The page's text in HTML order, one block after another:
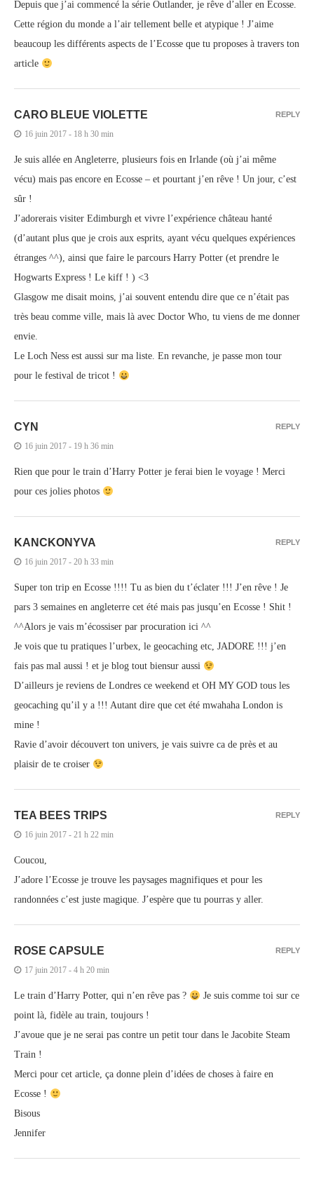
Depuis que j’ai commencé la série Outlander, je rêve d’aller en Ecosse.
Cette région du monde a l’air tellement belle et atypique ! J’aime
beaucoup les différents aspects de l’Ecosse que tu proposes à travers ton
article
CARO BLEUE VIOLETTE
16 juin 2017 - 18 h 30 min
Je suis allée en Angleterre, plusieurs fois en Irlande (où j’ai même
vécu) mais pas encore en Ecosse – et pourtant j’en rêve ! Un jour, c’est
sûr !
J’adorerais visiter Edimburgh et vivre l’expérience château hanté
(d’autant plus que je crois aux esprits, ayant vécu quelques expériences
étranges ^^), ainsi que faire le parcours Harry Potter (et prendre le
Hogwarts Express ! Le kiff ! ) <3
Glasgow me disait moins, j’ai souvent entendu dire que ce n’était pas
très beau comme ville, mais là avec Doctor Who, tu viens de me donner
envie.
Le Loch Ness est aussi sur ma liste. En revanche, je passe mon tour
pour le festival de tricot !
REPLY
CYN
16 juin 2017 - 19 h 36 min
Rien que pour le train d’Harry Potter je ferai bien le voyage ! Merci
pour ces jolies photos
REPLY
KANCKONYVA
16 juin 2017 - 20 h 33 min
Super ton trip en Ecosse !!!! Tu as bien du t’éclater !!! J’en rêve ! Je
pars 3 semaines en angleterre cet été mais pas jusqu’en Ecosse ! Shit !
^^Alors je vais m’écossiser par procuration ici ^^
Je vois que tu pratiques l’urbex, le geocaching etc, JADORE !!! j’en
fais pas mal aussi ! et je blog tout biensur aussi
D’ailleurs je reviens de Londres ce weekend et OH MY GOD tous les
geocaching qu’il y a !!! Autant dire que cet été mwahaha London is
mine !
Ravie d’avoir découvert ton univers, je vais suivre ca de près et au
plaisir de te croiser
REPLY
TEA BEES TRIPS
16 juin 2017 - 21 h 22 min
Coucou,
J’adore l’Ecosse je trouve les paysages magnifiques et pour les
randonnées c’est juste magique. J’espère que tu pourras y aller.
REPLY
ROSE CAPSULE
17 juin 2017 - 4 h 20 min
Le train d’Harry Potter, qui n’en rêve pas ?
Je suis comme toi sur ce
point là, fidèle au train, toujours !
J’avoue que je ne serai pas contre un petit tour dans le Jacobite Steam
Train !
Merci pour cet article, ça donne plein d’idées de choses à faire en
Ecosse !
Bisous
Jennifer
REPLY